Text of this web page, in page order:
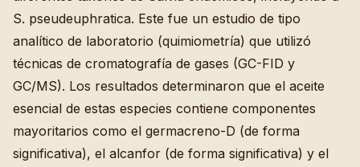
S. pseudeuphratica. Este fue un estudio de tipo
analítico de laboratorio (quimiometría) que utilizó
técnicas de cromatografía de gases (GC-FID y
GC/MS). Los resultados determinaron que el aceite
esencial de estas especies contiene componentes
mayoritarios como el germacreno-D (de forma
significativa), el alcanfor (de forma significativa) y el